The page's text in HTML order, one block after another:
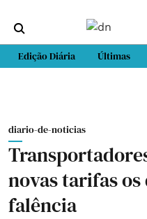
Edição Diária Últimas
diario-de-noticias
novas tarifas
falência